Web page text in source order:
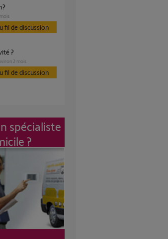
mois
fil de discussion
?
2 mois
fil de discussion
spécialiste
?